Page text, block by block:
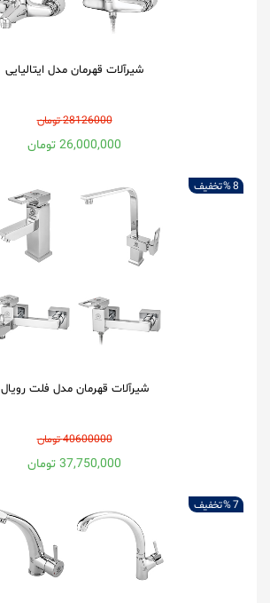
شیرآلات قهرمان مدل ایتالیایی
28126000 تومان
26,000,000 تومان
8 % تخفیف
شیرآلات قهرمان مدل فلت رویال
40600000 تومان
37,750,000 تومان
7 % تخفیف